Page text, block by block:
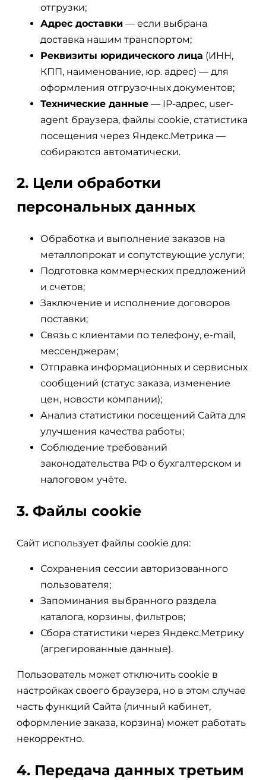
отгрузки;
Адрес доставки — если выбрана
доставка нашим транспортом;
Реквизиты юридического лица (ИНН,
КПП, наименование, юр. адрес) — для
оформления отгрузочных документов;
Технические данные — IP-адрес, user-
agent браузера, файлы cookie, статистика
посещения через Яндекс.Метрика —
собираются автоматически.
2. Цели обработки
персональных данных
Обработка и выполнение заказов на
металлопрокат и сопутствующие услуги;
Подготовка коммерческих предложений
и счетов;
Заключение и исполнение договоров
поставки;
Связь с клиентами по телефону, e-mail,
мессенджерам;
Отправка информационных и сервисных
сообщений (статус заказа, изменение
цен, новости компании);
Анализ статистики посещений Сайта для
улучшения качества работы;
Соблюдение требований
законодательства РФ о бухгалтерском и
налоговом учёте.
3. Файлы cookie
Сайт использует файлы cookie для:
Сохранения сессии авторизованного
пользователя;
Запоминания выбранного раздела
каталога, корзины, фильтров;
Сбора статистики через Яндекс.Метрику
(агрегированные данные).
Пользователь может отключить cookie в
настройках своего браузера, но в этом случае
часть функций Сайта (личный кабинет,
оформление заказа, корзина) может работать
некорректно.
4. Передача данных третьим